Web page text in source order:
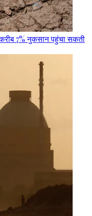
7% नुकसान पहुंचा सकती